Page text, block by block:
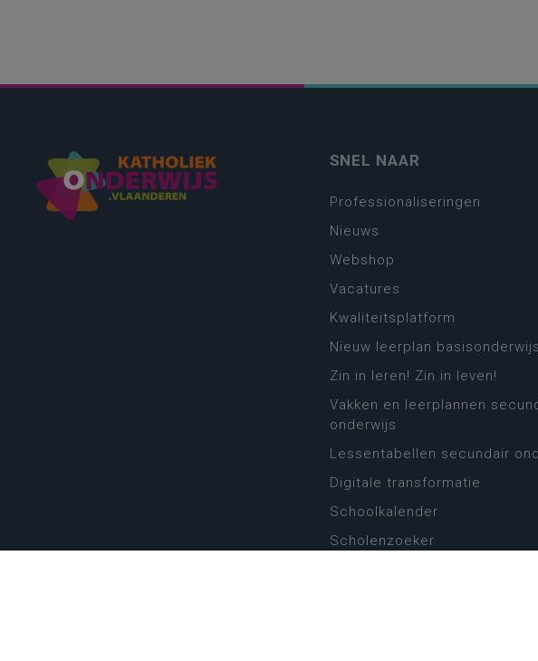
SNEL NAAR
Professionaliseringen
Nieuws
Webshop
Vacatures
Kwaliteitsplatform
Nieuw leerplan basisonderwijs
Zin in leren! Zin in leven!
Vakken en leerplannen
onderwijs
Lessentabellen secundair
Digitale transformatie
Schoolkalender
Scholenzoeker